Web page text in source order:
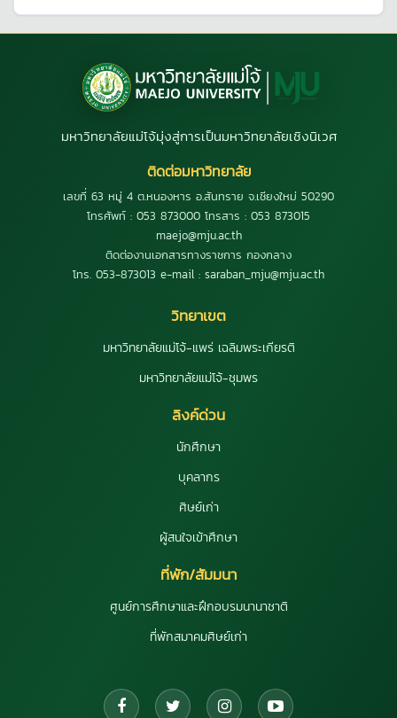
มหาวิทยาลัยแม่โจ้มุ่งสู่การเป็นมหาวิทยาลัยเชิงนิเวศ
ติดต่อมหาวิทยาลัย
เลขที่ 63 หมู่ 4 ต.หนองหาร อ.สันทราย จ.เชียงใหม่ 50290
โทรศัพท์ : 053 873000 โทรสาร : 053 873015
maejo@mju.ac.th
ติดต่องานเอกสารทางราชการ กองกลาง
โทร. 053-873013 e-mail : saraban_mju@mju.ac.th
วิทยาเขต
มหาวิทยาลัยแม่โจ้-แพร่ เฉลิมพระเกียรติ
มหาวิทยาลัยแม่โจ้-ชุมพร
ลิงค์ด่วน
นักศึกษา
บุคลากร
ศิษย์เก่า
ผู้สนใจเข้าศึกษา
ที่พัก/สัมมนา
ศูนย์การศึกษาและฝึกอบรมนานาชาติ
ที่พักสมาคมศิษย์เก่า